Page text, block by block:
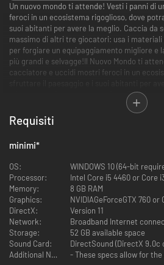
Un nuovo mondo ti attende! Vesti i panni di
feroci in un ecosistema rigoglioso, dove
suoi abitanti per avere la meglio. Caccia da
massimo di altri tre giocatori: usa i
per forgiare un equipaggiamento migliore e
più grandi e selvagge!Il Nuovo Mondo ti
cacciatore e uccidi mostri feroci in un
o in cooperativa con un massimo di altri tre
raccolti dai nemici abbattuti per forgiare un
lanciarti contro bestie ancora più grandi e
INTRODUZIONE
PANORAMICA
Affronta mostri minacciosi in vasti habitat.
Accetta incarichi e dai la caccia a feroci
di habitat.
Abbatti o cattura i mostri e ricavane
forgiare armi e armature più potenti, e che
minacce sempre più pericolose.
Requisiti
minimi*
OS:
WINDOWS 10 (64-bit
Processor:
Intel Core i5 4460 or Core
Memory:
8 GB RAM
Graphics:
NVIDIAGeForceGTX 760 or
DirectX:
Version 11
Network:
Broadband Internet
Storage:
52 GB available space
Sound Card:
DirectSound (DirectX 9.0c
Additional Notes:
- These specs allow for